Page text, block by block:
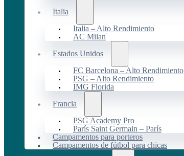
Italia
Italia – Alto Rendimiento
AC Milan
Estados Unidos
FC Barcelona – Alto Rendimiento
PSG – Alto Rendimiento
IMG Florida
Francia
PSG Academy Pro
París Saint Germain – París
Campamentos para porteros
Campamentos de fútbol para chicas